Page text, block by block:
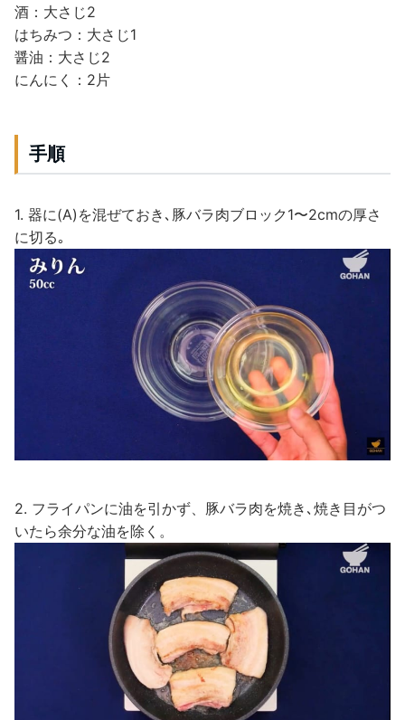
酒：大さじ2
はちみつ：大さじ1
醤油：大さじ2
にんにく：2片
手順
1. 器に(A)を混ぜておき､豚バラ肉ブロック1〜2cmの厚さ
に切る｡
2. フライパンに油を引かず、豚バラ肉を焼き､焼き目がつ
いたら余分な油を除く。